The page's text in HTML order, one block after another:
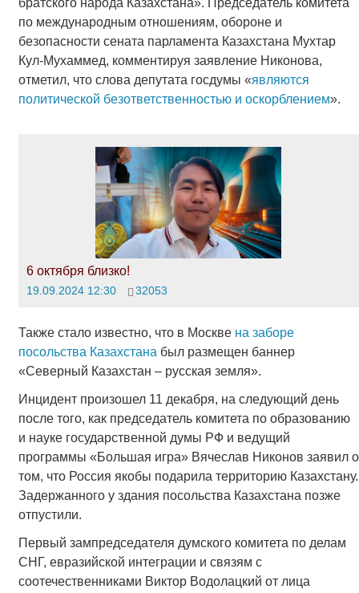
по международным отношениям, обороне и
безопасности сената парламента Казахстана Мухтар
Кул-Мухаммед, комментируя заявление Никонова,
отметил, что слова депутата госдумы «являются
политической безответственностью и оскорблением».
6 октября близко!
19.09.2024 12:30 32053
Также стало известно, что в Москве на заборе
посольства Казахстана был размещен баннер
«Северный Казахстан – русская земля».
Инцидент произошел 11 декабря, на следующий день
после того, как председатель комитета по образованию
и науке государственной думы РФ и ведущий
программы «Большая игра» Вячеслав Никонов заявил о
том, что Россия якобы подарила территорию Казахстану.
Задержанного у здания посольства Казахстана позже
отпустили.
Первый зампредседателя думского комитета по делам
СНГ, евразийской интеграции и связям с
соотечественниками Виктор Водолацкий от лица